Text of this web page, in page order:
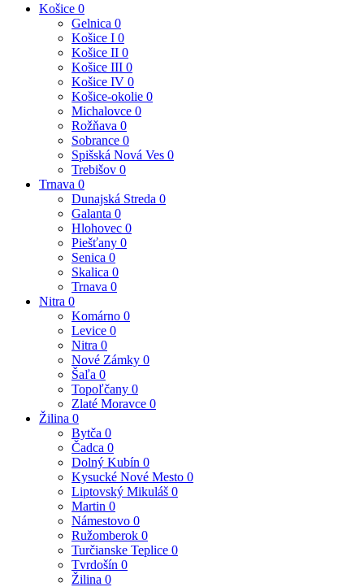
Košice 0
Gelnica 0
Košice I 0
Košice II 0
Košice III 0
Košice IV 0
Košice-okolie 0
Michalovce 0
Rožňava 0
Sobrance 0
Spišská Nová Ves 0
Trebišov 0
Trnava 0
Dunajská Streda 0
Galanta 0
Hlohovec 0
Piešťany 0
Senica 0
Skalica 0
Trnava 0
Nitra 0
Komárno 0
Levice 0
Nitra 0
Nové Zámky 0
Šaľa 0
Topoľčany 0
Zlaté Moravce 0
Žilina 0
Bytča 0
Čadca 0
Dolný Kubín 0
Kysucké Nové Mesto 0
Liptovský Mikuláš 0
Martin 0
Námestovo 0
Ružomberok 0
Turčianske Teplice 0
Tvrdošín 0
Žilina 0